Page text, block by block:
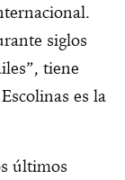
siglos
tiene
es la
últimos